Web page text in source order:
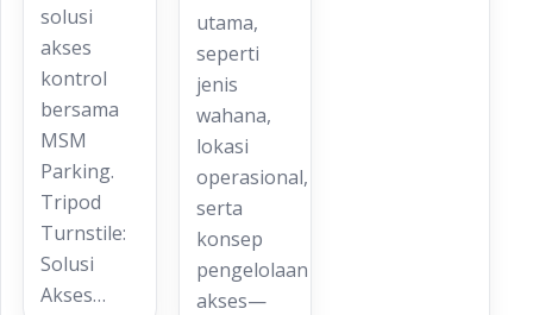
solusi
akses
kontrol
bersama
MSM
Parking.
Tripod
Turnstile:
Solusi
Akses…
utama,
seperti
jenis
wahana,
lokasi
operasional,
serta
konsep
pengelolaan
akses—